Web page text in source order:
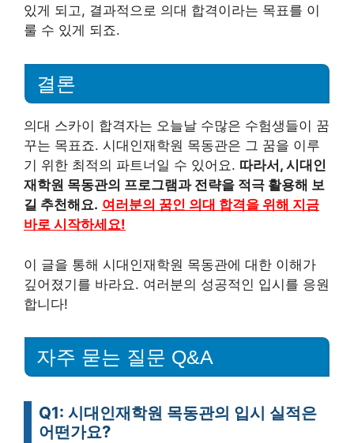
있게 되고, 결과적으로 의대 합격이라는 목표를 이
룰 수 있게 되죠.
결론
의대 스카이 합격자는 오늘날 수많은 수험생들이 꿈
꾸는 목표죠. 시대인재학원 목동관은 그 꿈을 이루
기 위한 최적의 파트너일 수 있어요. 따라서, 시대인
재학원 목동관의 프로그램과 전략을 적극 활용해 보
길 추천해요. 여러분의 꿈인 의대 합격을 위해 지금
바로 시작하세요!
이 글을 통해 시대인재학원 목동관에 대한 이해가
깊어졌기를 바라요. 여러분의 성공적인 입시를 응원
합니다!
자주 묻는 질문 Q&A
Q1: 시대인재학원 목동관의 입시 실적은
어떤가요?